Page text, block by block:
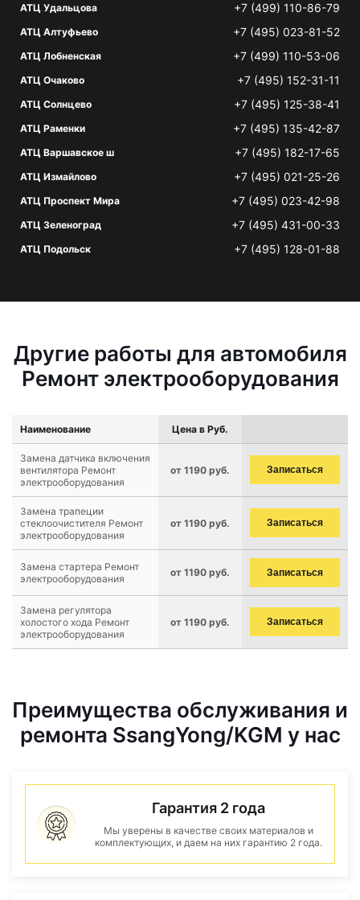
АТЦ Удальцова +7 (499) 110-86-79
АТЦ Алтуфьево +7 (495) 023-81-52
АТЦ Лобненская +7 (499) 110-53-06
АТЦ Очаково +7 (495) 152-31-11
АТЦ Солнцево +7 (495) 125-38-41
АТЦ Раменки +7 (495) 135-42-87
АТЦ Варшавское ш +7 (495) 182-17-65
АТЦ Измайлово +7 (495) 021-25-26
АТЦ Проспект Мира +7 (495) 023-42-98
АТЦ Зеленоград +7 (495) 431-00-33
АТЦ Подольск +7 (495) 128-01-88
Другие работы для автомобиля
Ремонт электрооборудования
Наименование Цена в Руб.
Замена датчика включения
вентилятора Ремонт
электрооборудования
от 1190 руб. Записаться
Замена трапеции
стеклоочистителя Ремонт
электрооборудования
от 1190 руб. Записаться
Замена стартера Ремонт
электрооборудования
от 1190 руб. Записаться
Замена регулятора
холостого хода Ремонт
электрооборудования
от 1190 руб. Записаться
Преимущества обслуживания и
ремонта SsangYong/KGM у нас
Гарантия 2 года
Мы уверены в качестве своих материалов и
комплектующих, и даем на них гарантию 2 года.